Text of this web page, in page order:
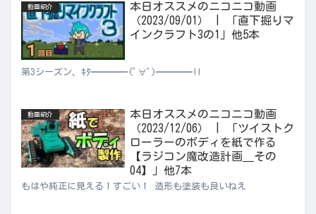
動画紹介
本日オススメのニコニコ動画
（2023/09/01） | 「直下掘りマ
インクラフト3の1」他5本
第3シーズン、ｷﾀ━━━━(ﾟ∀ﾟ)━━━━!!
動画紹介
本日オススメのニコニコ動画
（2023/12/06） | 「ツイストク
ローラーのボディを紙で作る
【ラジコン魔改造計画＿その
04】」他7本
もはや純正に見える！すごい！ 造形も塗装も良いねえ